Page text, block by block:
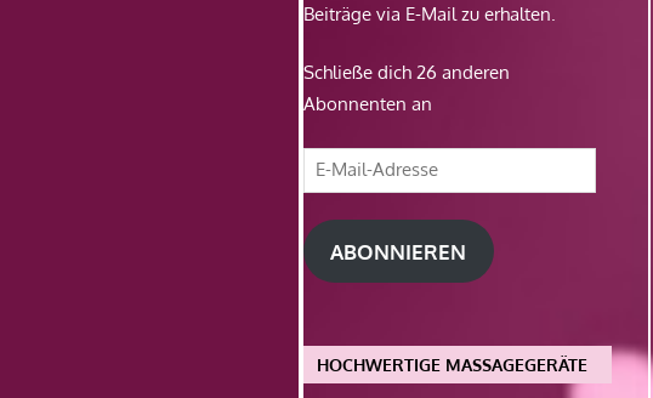
Beiträge via E-Mail zu erhalten.
Schließe dich 26 anderen
Abonnenten an
E-
Mail-
Adresse
ABONNIEREN
HOCHWERTIGE MASSAGEGERÄTE